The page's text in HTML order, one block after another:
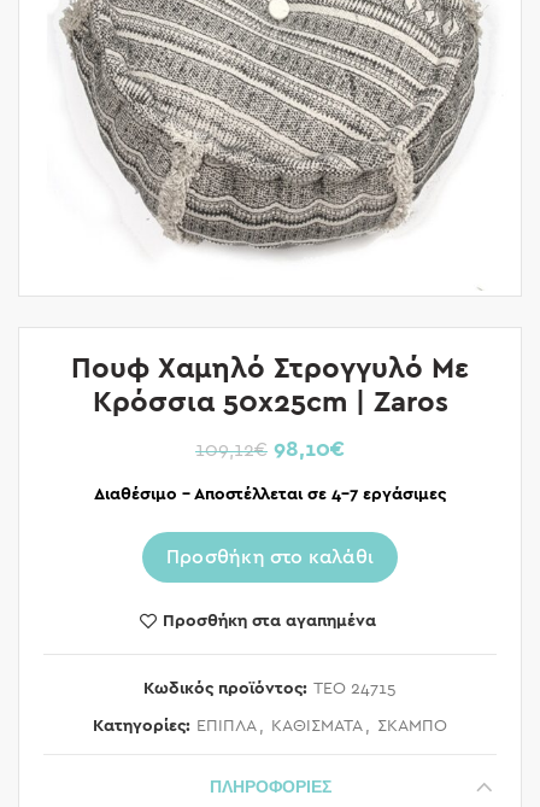
Πουφ Χαμηλό Στρογγυλό Με
Κρόσσια 50x25cm | Zaros
109,12€ 98,10€
Διαθέσιμο – Αποστέλλεται σε 4-7 εργάσιμες
Προσθήκη στο καλάθι
Προσθήκη στα αγαπημένα
Κωδικός προϊόντος: TEO 24715
Κατηγορίες: ΕΠΙΠΛΑ , ΚΑΘΙΣΜΑΤΑ , ΣΚΑΜΠΟ
ΠΛΗΡΟΦΟΡΙΕΣ